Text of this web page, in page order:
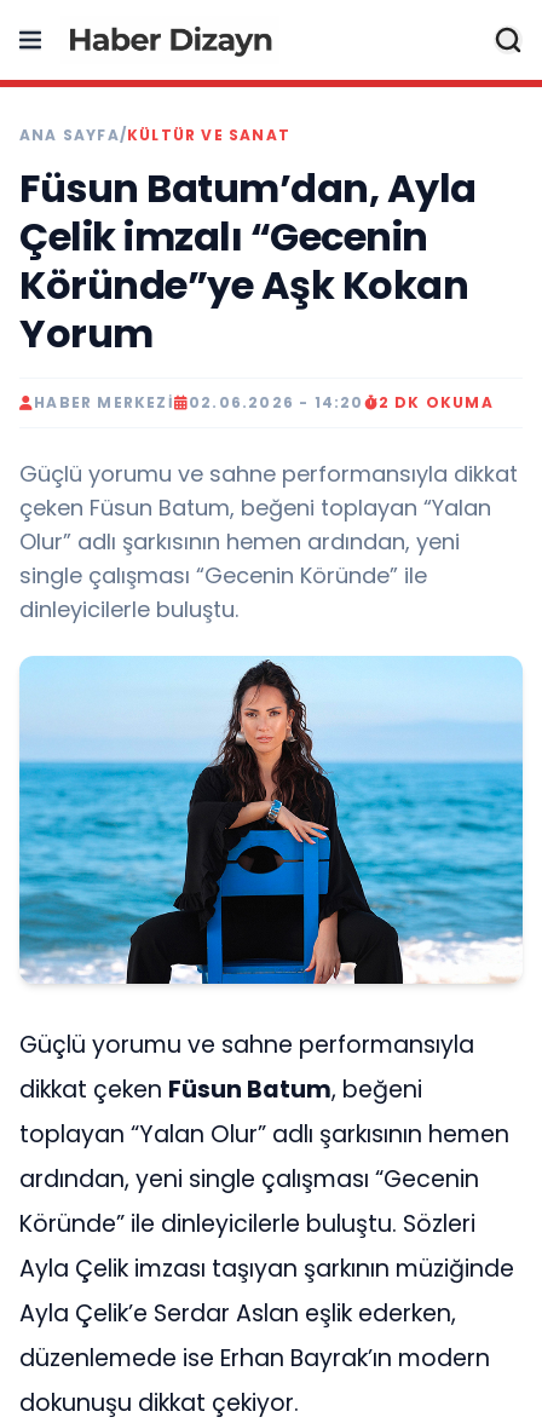
ANA SAYFA/KÜLTÜR VE SANAT
Füsun Batum’dan, Ayla
Çelik imzalı “Gecenin
Köründe”ye Aşk Kokan
Yorum
HABER MERKEZI 02.06.2026 - 14:20 2 DK OKUMA
Güçlü yorumu ve sahne performansıyla dikkat
çeken Füsun Batum, beğeni toplayan “Yalan
Olur” adlı şarkısının hemen ardından, yeni
single çalışması “Gecenin Köründe” ile
dinleyicilerle buluştu.
Güçlü yorumu ve sahne performansıyla
dikkat çeken Füsun Batum, beğeni
toplayan “Yalan Olur” adlı şarkısının hemen
ardından, yeni single çalışması “Gecenin
Köründe” ile dinleyicilerle buluştu. Sözleri
Ayla Çelik imzası taşıyan şarkının müziğinde
Ayla Çelik’e Serdar Aslan eşlik ederken,
düzenlemede ise Erhan Bayrak’ın modern
dokunuşu dikkat çekiyor.